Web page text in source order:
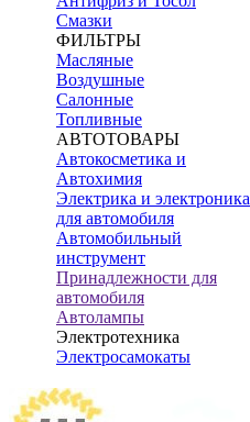
Смазки
ФИЛЬТРЫ
Масляные
Воздушные
Салонные
Топливные
АВТОТОВАРЫ
Автокосметика и
Автохимия
Электрика и электроника
для автомобиля
Автомобильный
инструмент
Принадлежности для
автомобиля
Автолампы
Электротехника
Электросамокаты